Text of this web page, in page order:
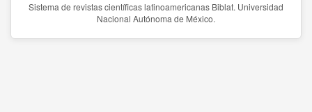
Sistema de revistas científicas latinoamericanas Biblat. Universidad
Nacional Autónoma de México.